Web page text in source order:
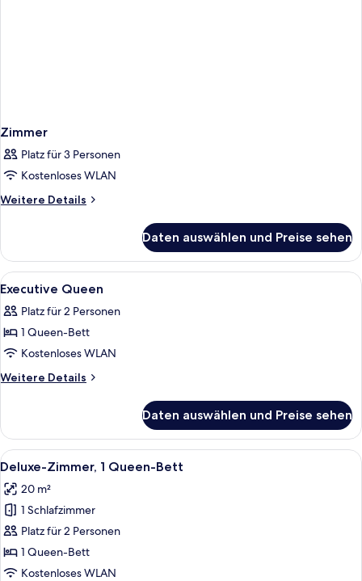
Zimmer
Platz für 3 Personen
Kostenloses WLAN
Weitere Details
Weitere
Daten auswählen und Preise sehen
Alle
Fotos
für
Executive
Queen
anzeigen
Ein Hotelzimmer mit zwei Betten,
2
Executive Queen
Platz für 2 Personen
1 Queen-Bett
Kostenloses WLAN
Weitere Details
Weitere
Queen
Daten auswählen und Preise sehen
Alle
Fotos
für
Deluxe-
Zimmer,
1
Queen-
Ein Hotelzimmer mit Bett,
4
Deluxe-Zimmer, 1 Queen-Bett
20 m²
1 Schlafzimmer
Platz für 2 Personen
1 Queen-Bett
Kostenloses WLAN